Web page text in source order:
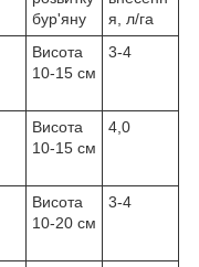
бур'яну
я, л/га
Висота
10-15 см
3-4
Висота
10-15 см
4,0
Висота
10-20 см
3-4